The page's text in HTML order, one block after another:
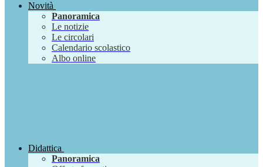
Novità
Panoramica
Le notizie
Le circolari
Calendario scolastico
Albo online
Didattica
Panoramica